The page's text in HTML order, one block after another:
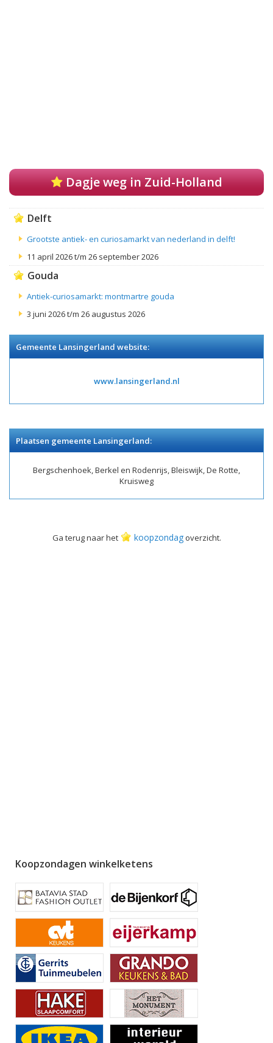
Dagje weg in Zuid-Holland
Delft
Grootste antiek- en curiosamarkt van nederland in delft!
11 april 2026 t/m 26 september 2026
Gouda
Antiek-curiosamarkt: montmartre gouda
3 juni 2026 t/m 26 augustus 2026
Gemeente Lansingerland website:
www.lansingerland.nl
Plaatsen gemeente Lansingerland:
Bergschenhoek, Berkel en Rodenrijs, Bleiswijk, De Rotte,
Kruisweg
Ga terug naar het koopzondagoverzicht.
Koopzondagen winkelketens